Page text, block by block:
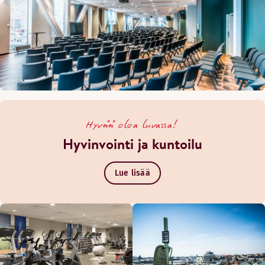
Hyvää oloa luvassa!
Hyvinvointi ja kuntoilu
Lue lisää
Aulabaari